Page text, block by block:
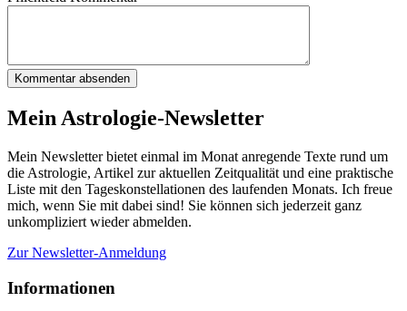
Kommentar absenden
Mein Astrologie-Newsletter
Mein Newsletter bietet einmal im Monat anregende Texte rund um
die Astrologie, Artikel zur aktuellen Zeitqualität und eine praktische
Liste mit den Tageskonstellationen des laufenden Monats. Ich freue
mich, wenn Sie mit dabei sind! Sie können sich jederzeit ganz
unkompliziert wieder abmelden.
Zur Newsletter-Anmeldung
Informationen